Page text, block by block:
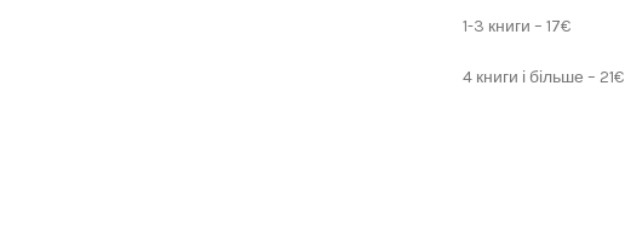
1-3 книги – 17€
4 книги і більше – 21€